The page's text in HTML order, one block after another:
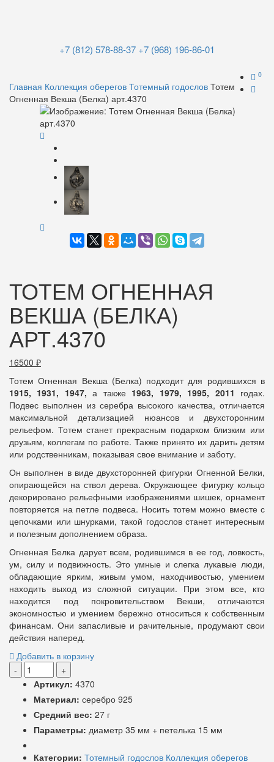
+7 (812) 578-88-37 +7 (968) 196-86-01
0
Главная Коллекция оберегов Тотемный годослов Тотем
Огненная Векша (Белка) арт.4370
ТОТЕМ ОГНЕННАЯ
ВЕКША (БЕЛКА)
АРТ.4370
16500 ₽
Тотем Огненная Векша (Белка) подходит для родившихся в
1915, 1931, 1947, а также1963, 1979, 1995, 2011 годах.
Подвес выполнен из серебра высокого качества, отличается
максимальной детализацией нюансов и двухсторонним
рельефом. Тотем станет прекрасным подарком близким или
друзьям, коллегам по работе. Также принято их дарить детям
или родственникам, показывая свое внимание и заботу.
Он выполнен в виде двухсторонней фигурки Огненной Белки,
опирающейся на ствол дерева. Окружающее фигурку кольцо
декорировано рельефными изображениями шишек, орнамент
повторяется на петле подвеса. Носить тотем можно вместе с
цепочками или шнурками, такой годослов станет интересным
и полезным дополнением образа.
Огненная Белка дарует всем, родившимся в ее год, ловкость,
ум, силу и подвижность. Это умные и слегка лукавые люди,
обладающие ярким, живым умом, находчивостью, умением
находить выход из сложной ситуации. При этом все, кто
находится под покровительством Векши, отличаются
экономностью и умением бережно относиться к собственным
финансам. Они запасливые и рачительные, продумают свои
действия наперед.
Добавить в корзину
-
+
Артикул: 4370
Материал: серебро 925
Средний вес: 27 г
Параметры: диаметр 35 мм + петелька 15 мм
Категории: Тотемный годослов Коллекция оберегов